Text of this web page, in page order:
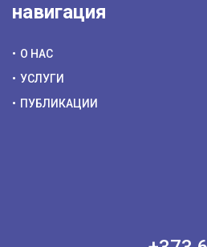
навигация
О НАС
УСЛУГИ
ПУБЛИКАЦИИ